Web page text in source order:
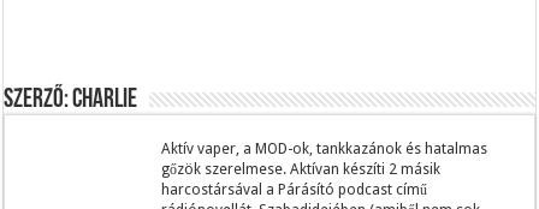
Szerző: Charlie
Aktív vaper, a MOD-ok, tankkazánok és hatalmas
gőzök szerelmese. Aktívan készíti 2 másik
harcostársával a Párásító podcast című